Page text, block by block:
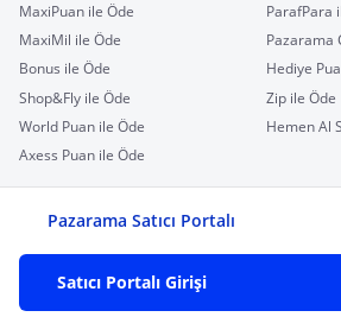
MaxiPuan ile Öde
ParafPara
MaxiMil ile Öde
Pazarama
Bonus ile Öde
Hediye
Shop&Fly ile Öde
Zip ile Öde
World Puan ile Öde
Hemen Al
Axess Puan ile Öde
Pazarama Satıcı Portalı
Satıcı Portalı Girişi